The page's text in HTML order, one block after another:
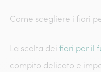
Come scegliere i fiori
La scelta dei fiori per il
compito delicato e